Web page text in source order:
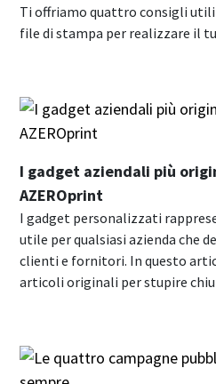
Ti offriamo quattro consigli
file di stampa per realizzare il
I gadget aziendali più
AZEROprint
I gadget personalizzati
utile per qualsiasi azienda che
clienti e fornitori. In questo
articoli originali per stupire